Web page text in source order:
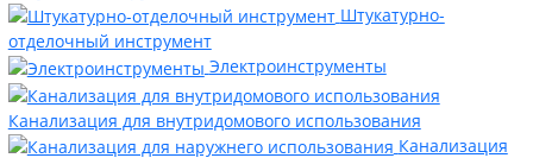
Штукатурно-
отделочный инструмент
Электроинструменты
Канализация для внутридомового использования
Канализация